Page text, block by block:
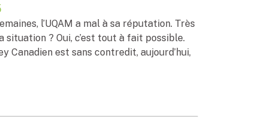
l’UQAM a mal à sa réputation. Très
? Oui, c’est tout à fait possible.
Canadien est sans contredit, aujourd’hui,